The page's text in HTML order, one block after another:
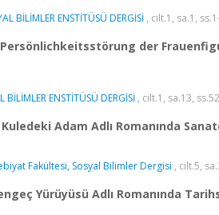
BİLİMLER ENSTİTÜSÜ DERGİSİ , cilt.1, sa.1,
der
BİLİMLER ENSTİTÜSÜ DERGİSİ , cilt.1, sa.13,
Adam Adlı Romanında
Fakültesi, Sosyal Bilimler Dergisi , cilt.5,
Yürüyüsü Adlı Romanında